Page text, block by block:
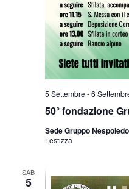
50° fondazione
5 Settembre -6
Sede Gruppo
Lestizza
SAB
5